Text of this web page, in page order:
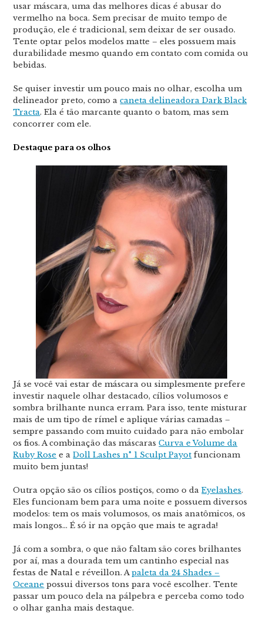
usar máscara, uma das melhores dicas é abusar do
vermelho na boca. Sem precisar de muito tempo de
produção, ele é tradicional, sem deixar de ser ousado.
Tente optar pelos modelos matte – eles possuem mais
durabilidade mesmo quando em contato com comida ou
bebidas.
Se quiser investir um pouco mais no olhar, escolha um
delineador preto, como acaneta delineadora Dark Black
Tracta. Ela é tão marcante quanto o batom, mas sem
concorrer com ele.
Destaque para os olhos
Já se você vai estar de máscara ou simplesmente prefere
investir naquele olhar destacado, cílios volumosos e
sombra brilhante nunca erram. Para isso, tente misturar
mais de um tipo de rímel e aplique várias camadas –
sempre passando com muito cuidado para não embolar
os fios. A combinação das máscarasCurva e Volume da
Ruby Rose e aDoll Lashes n° 1 Sculpt Payot funcionam
muito bem juntas!
Outra opção são os cílios postiços, como o daEyelashes.
Eles funcionam bem para uma noite e possuem diversos
modelos: tem os mais volumosos, os mais anatômicos, os
mais longos… É só ir na opção que mais te agrada!
Já com a sombra, o que não faltam são cores brilhantes
por aí, mas a dourada tem um cantinho especial nas
festas de Natal e réveillon. Apaleta da 24 Shades –
Oceane possui diversos tons para você escolher. Tente
passar um pouco dela na pálpebra e perceba como todo
o olhar ganha mais destaque.